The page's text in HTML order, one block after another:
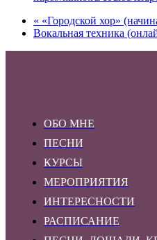
« «Городской хор»
Вокальная техника
ОБО МНЕ
ПЕСНИ
КУРСЫ
МЕРОПРИЯТИЯ
ИНТЕРЕСНОСТИ
РАСПИСАНИЕ